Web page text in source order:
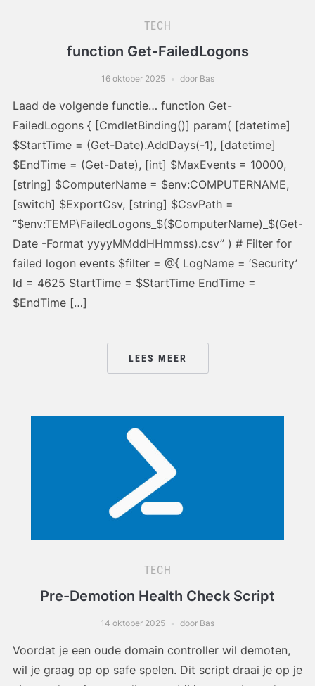
TECH
function Get-FailedLogons
16 oktober 2025 door Bas
Laad de volgende functie… function Get-
FailedLogons { [CmdletBinding()] param( [datetime]
$StartTime = (Get-Date).AddDays(-1), [datetime]
$EndTime = (Get-Date), [int] $MaxEvents = 10000,
[string] $ComputerName = $env:COMPUTERNAME,
[switch] $ExportCsv, [string] $CsvPath =
“$env:TEMP\FailedLogons_$($ComputerName)_$(Get-
Date -Format yyyyMMddHHmmss).csv” ) # Filter for
failed logon events $filter = @{ LogName = ‘Security’
Id = 4625 StartTime = $StartTime EndTime =
$EndTime […]
LEES MEER
TECH
Pre-Demotion Health Check Script
14 oktober 2025 door Bas
Voordat je een oude domain controller wil demoten,
wil je graag op op safe spelen. Dit script draai je op je